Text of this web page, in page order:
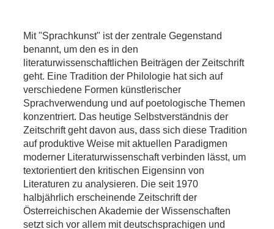
Mit "Sprachkunst" ist der zentrale Gegenstand
benannt, um den es in den
literaturwissenschaftlichen Beiträgen der Zeitschrift
geht. Eine Tradition der Philologie hat sich auf
verschiedene Formen künstlerischer
Sprachverwendung und auf poetologische Themen
konzentriert. Das heutige Selbstverständnis der
Zeitschrift geht davon aus, dass sich diese Tradition
auf produktive Weise mit aktuellen Paradigmen
moderner Literaturwissenschaft verbinden lässt, um
textorientiert den kritischen Eigensinn von
Literaturen zu analysieren. Die seit 1970
halbjährlich erscheinende Zeitschrift der
Österreichischen Akademie der Wissenschaften
setzt sich vor allem mit deutschsprachigen und